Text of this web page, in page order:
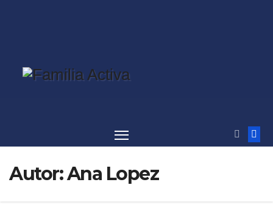
Autor:Ana Lopez